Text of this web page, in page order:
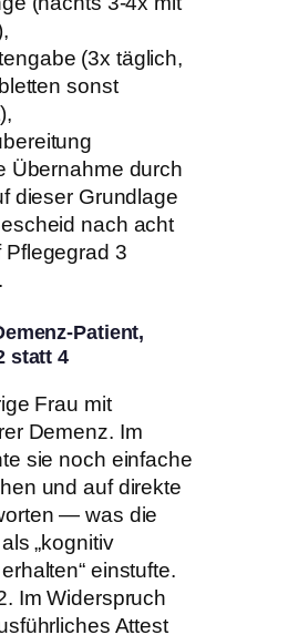
(3x täglich,
sonst
Übernahme durch
dieser Grundlage
nach acht
3
Patient,
statt 4
Frau mit
Demenz. Im
sie noch einfache
und auf direkte
— was die
„kognitiv
einstufte.
Im Widerspruch
Attest